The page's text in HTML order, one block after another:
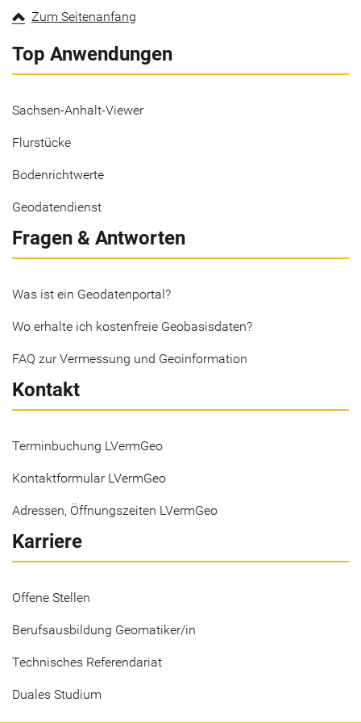
Zum Seitenanfang
Top Anwendungen
Sachsen-Anhalt-Viewer
Flurstücke
Bodenrichtwerte
Geodatendienst
Fragen & Antworten
Was ist ein Geodatenportal?
Wo erhalte ich kostenfreie Geobasisdaten?
FAQ zur Vermessung und Geoinformation
Kontakt
Terminbuchung LVermGeo
Kontaktformular LVermGeo
Adressen, Öffnungszeiten LVermGeo
Karriere
Offene Stellen
Berufsausbildung Geomatiker/in
Technisches Referendariat
Duales Studium